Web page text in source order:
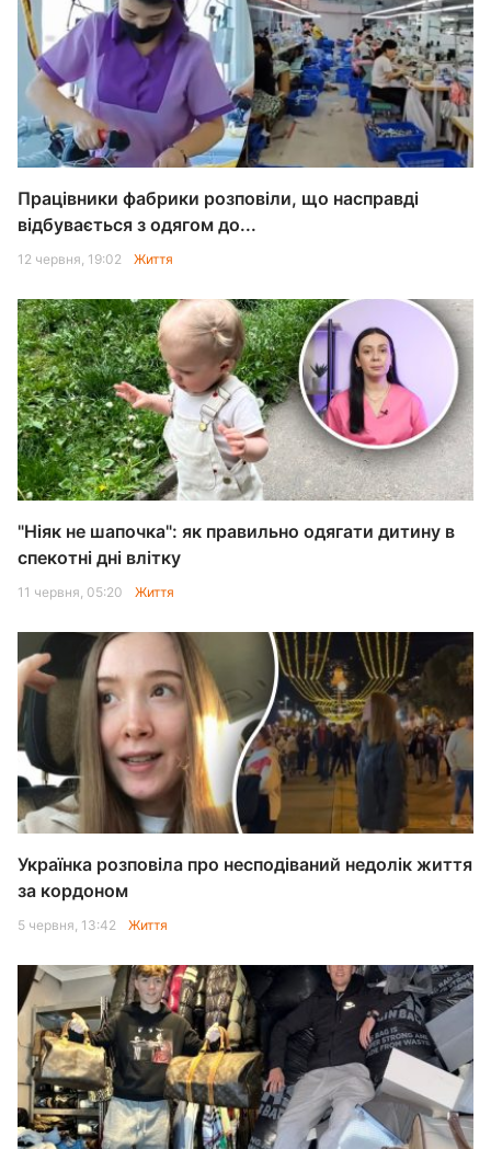
Працівники фабрики розповіли, що насправді
відбувається з одягом до...
12 червня, 19:02 Життя
"Ніяк не шапочка": як правильно одягати дитину в
спекотні дні влітку
11 червня, 05:20 Життя
Українка розповіла про несподіваний недолік життя
за кордоном
5 червня, 13:42 Життя